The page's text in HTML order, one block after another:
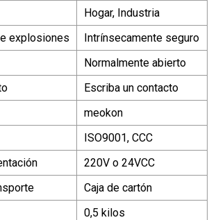
Hogar, Industria
explosiones
Intrínsecamente seguro
Normalmente abierto
Escriba un contacto
meokon
ISO9001, CCC
220V o 24VCC
Caja de cartón
0,5 kilos